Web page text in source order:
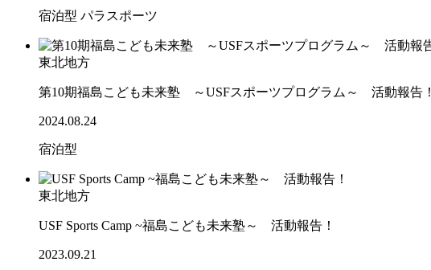
宿泊型 パラスポーツ
東北地方
第10期福島こども未来塾 ～USFスポーツプログラム～ 活動報告！
2024.08.24
宿泊型
東北地方
USF Sports Camp ~福島こども未来塾～ 活動報告！
2023.09.21